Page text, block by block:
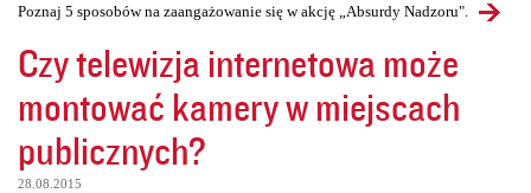
Poznaj 5 sposobów na zaangażowanie się w akcję „Absurdy Nadzoru".
Czy telewizja internetowa może
montować kamery w miejscach
publicznych?
28.08.2015